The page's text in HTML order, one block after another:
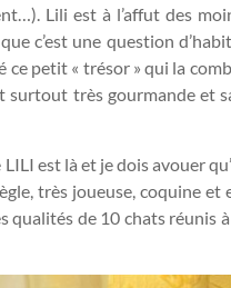
Lili est à l’affut des
c’est une question
ce petit « trésor » qui la
surtout très gourmande et
est là et je dois avouer
très joueuse, coquine et
qualités de 10 chats